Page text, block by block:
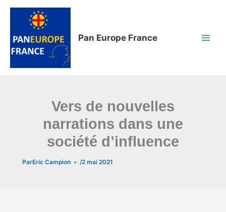
Aller
Pan Europe France
Vers de nouvelles
narrations dans une
société d’influence
ParEric Campion /2 mai 2021